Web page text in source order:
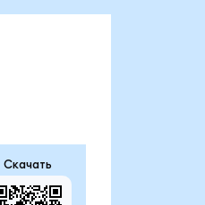
Скачать